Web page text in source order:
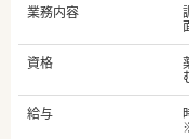
業務内容
資格
給与